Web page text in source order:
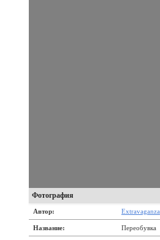
Фотография
Автор: Extravaganza
Название: Переобувка